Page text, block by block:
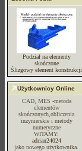
Podział na elementy
skończone
Ślizgowy element konstrukcji
Użytkownicy Online
CAD, MES -metoda
elementów
skończonych,obliczenia
inżynierskie i metody
numeryczne
WITAMY:
adrian24024
jako nowego użytkownika.